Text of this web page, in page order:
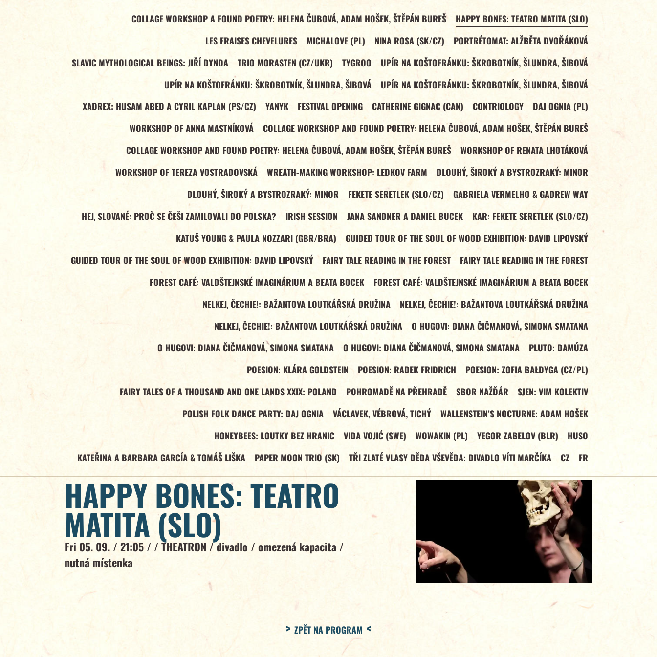
COLLAGE WORKSHOP A FOUND POETRY: HELENA ČUBOVÁ, ADAM HOŠEK, ŠTĚPÁN BUREŠ
HAPPY BONES: TEATRO MATITA (SLO)
LES FRAISES CHEVELURES
MICHALOVE (PL) NINA ROSA (SK/CZ)
PORTRÉTOMAT: ALŽBĚTA DVOŘÁKOVÁ
SLAVIC MYTHOLOGICAL BEINGS: JIŘÍ DYNDA
TRIO MORASTEN (CZ/UKR) TYGROO
UPÍR NA KOŠTOFRÁNKU: ŠKROBOTNÍK, ŠLUNDRA, ŠIBOVÁ
UPÍR NA KOŠTOFRÁNKU: ŠKROBOTNÍK, ŠLUNDRA, ŠIBOVÁ
UPÍR NA KOŠTOFRÁNKU: ŠKROBOTNÍK, ŠLUNDRA, ŠIBOVÁ
XADREX: HUSAM ABED A CYRIL KAPLAN (PS/CZ)
YANYK FESTIVAL OPENING CATHERINE GIGNAC (CAN) CONTRIOLOGY
DAJ OGNIA (PL)
WORKSHOP OF ANNA MASTNÍKOVÁ
COLLAGE WORKSHOP AND FOUND POETRY: HELENA ČUBOVÁ, ADAM HOŠEK, ŠTĚPÁN BUREŠ
COLLAGE WORKSHOP AND FOUND POETRY: HELENA ČUBOVÁ, ADAM HOŠEK, ŠTĚPÁN BUREŠ
WORKSHOP OF RENATA LHOTÁKOVÁ
WORKSHOP OF TEREZA VOSTRADOVSKÁ
WREATH-MAKING WORKSHOP: LEDKOV FARM
DLOUHÝ, ŠIROKÝ A BYSTROZRAKÝ: MINOR
DLOUHÝ, ŠIROKÝ A BYSTROZRAKÝ: MINOR
FEKETE SERETLEK (SLO/CZ)
GABRIELA VERMELHO & GADREW WAY
HEJ, SLOVANÉ: PROČ SE ČEŠI ZAMILOVALI DO POLSKA?
IRISH SESSION JANA SANDNER A DANIEL BUCEK
KAR: FEKETE SERETLEK (SLO/CZ)
KATUŠ YOUNG & PAULA NOZZARI (GBR/BRA)
GUIDED TOUR OF THE SOUL OF WOOD EXHIBITION: DAVID LIPOVSKÝ
GUIDED TOUR OF THE SOUL OF WOOD EXHIBITION: DAVID LIPOVSKÝ
FAIRY TALE READING IN THE FOREST
FAIRY TALE READING IN THE FOREST
FOREST CAFÉ: VALDŠTEJNSKÉ IMAGINÁRIUM A BEATA BOCEK
FOREST CAFÉ: VALDŠTEJNSKÉ IMAGINÁRIUM A BEATA BOCEK
NELKEJ, ČECHIE!: BAŽANTOVA LOUTKÁŘSKÁ DRUŽINA
NELKEJ, ČECHIE!: BAŽANTOVA LOUTKÁŘSKÁ DRUŽINA
NELKEJ, ČECHIE!: BAŽANTOVA LOUTKÁŘSKÁ DRUŽINA
O HUGOVI: DIANA ČIČMANOVÁ, SIMONA SMATANA
O HUGOVI: DIANA ČIČMANOVÁ, SIMONA SMATANA
O HUGOVI: DIANA ČIČMANOVÁ, SIMONA SMATANA
PLUTO: DAMÚZA
POESION: KLÁRA GOLDSTEIN
POESION: RADEK FRIDRICH
POESION: ZOFIA BAŁDYGA (CZ/PL)
FAIRY TALES OF A THOUSAND AND ONE LANDS XXIX: POLAND
POHROMADĚ NA PŘEHRADĚ SBOR NAŽĎÁR
SJEN: VIM KOLEKTIV
POLISH FOLK DANCE PARTY: DAJ OGNIA
VÁCLAVEK, VÉBROVÁ, TICHÝ
WALLENSTEIN’S NOCTURNE: ADAM HOŠEK
HONEYBEES: LOUTKY BEZ HRANIC
VIDA VOJIĆ (SWE) WOWAKIN (PL) YEGOR ZABELOV (BLR)
HUSO
KATEŘINA A BARBARA GARCÍA & TOMÁŠ LIŠKA
PAPER MOON TRIO (SK) TŘI ZLATÉ VLASY DĚDA VŠEVĚDA: DIVADLO VÍTI MARČÍKA CZ FR
HAPPY BONES: TEATRO
MATITA (SLO)
Fri 05. 09. / 21:05 / /THEATRON /divadlo /omezená kapacita /
nutná místenka
ZPĚT NA PROGRAM